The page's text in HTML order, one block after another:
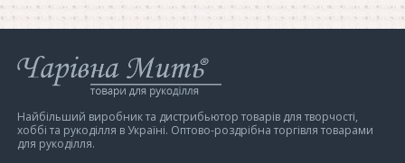
Інтернет-
магазин
Мить
Найбільший виробник та дистрибьютор товарів для творчості,
хоббі та рукоділля в Україні. Оптово-роздрібна торгівля товарами
для рукоділля.